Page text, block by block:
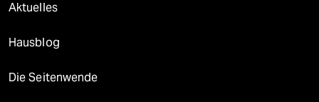
Aktuelles
Hausblog
Die Seitenwende